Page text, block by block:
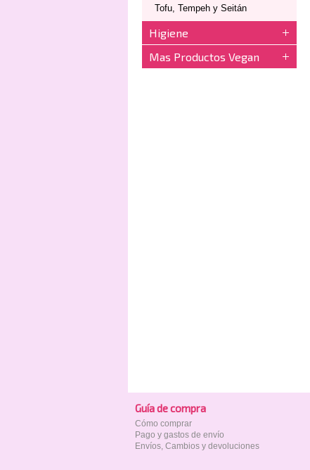
Tofu, Tempeh y Seitán
Higiene
Mas Productos Vegan
Guía de compra
Cómo comprar
Pago y gastos de envío
Envíos, Cambios y devoluciones